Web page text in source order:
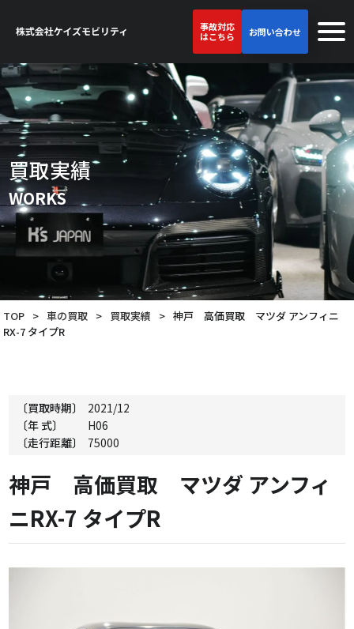
事故対応
はこちら
お問い合わせ
買取実績
WORKS
TOP > 車の買取 > 買取実績 > 神戸 高価買取 マツダ アンフィニ
RX-7 タイプR
〔買取時期〕
2021/12
〔年 式〕
H06
〔走行距離〕
75000
神戸 高価買取 マツダ アンフィ
ニRX-7 タイプR